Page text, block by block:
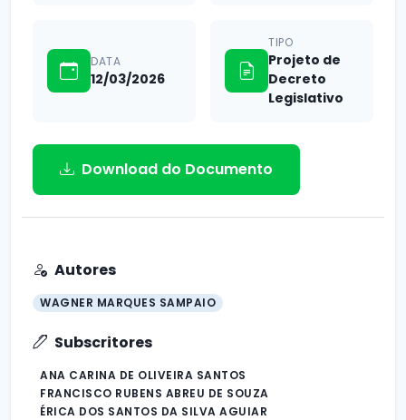
DATA
12/03/2026
TIPO
Projeto de
Decreto
Legislativo
Download do Documento
Autores
WAGNER MARQUES SAMPAIO
Subscritores
ANA CARINA DE OLIVEIRA SANTOS
FRANCISCO RUBENS ABREU DE SOUZA
ÉRICA DOS SANTOS DA SILVA AGUIAR